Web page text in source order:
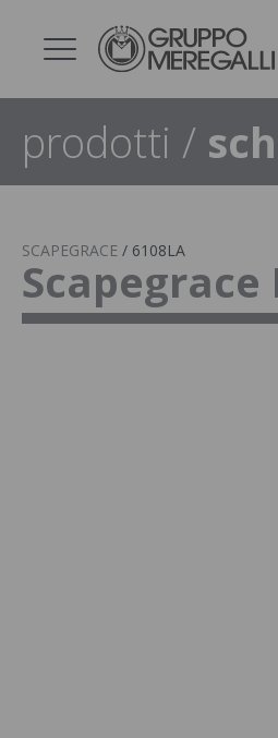
prodotti /
SCAPEGRACE / 6108LA
Scapegrace